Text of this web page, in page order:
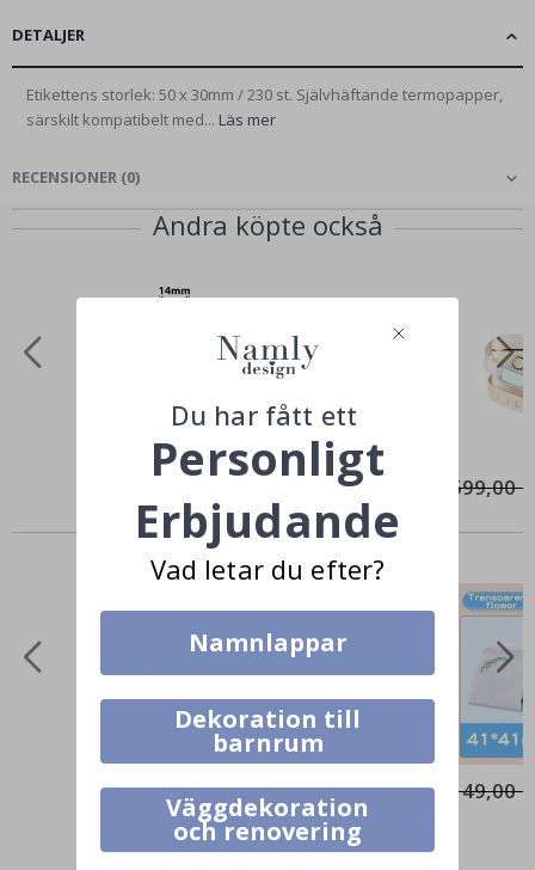
DETALJER
Etikettens storlek: 50 x 30mm / 230 st. Självhäftande termopapper,
särskilt kompatibelt med... Läs mer
RECENSIONER (0)
Andra köpte också
599,00
Liknande Produkter
149,00 Kr 104,30 Kr 149,00
Du har fått ett
Personligt
Erbjudande
Vad letar du efter?
Namnlappar
Dekoration till
barnrum
Väggdekoration
och renovering